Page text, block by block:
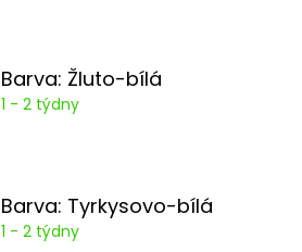
Barva: Žluto-bílá
1 - 2 týdny
Barva: Tyrkysovo-bílá
1 - 2 týdny